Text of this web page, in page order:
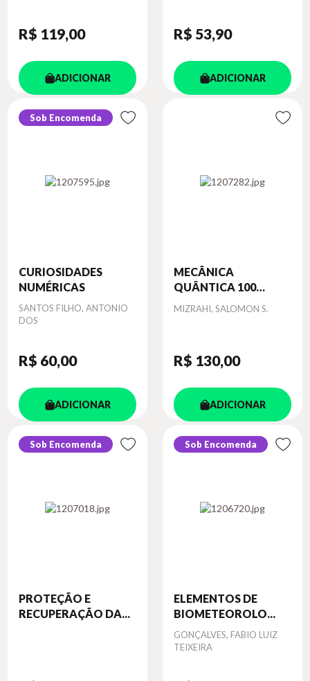
R$ 119,00
ADICIONAR
R$ 53,90
ADICIONAR
Sob Encomenda
CURIOSIDADES
NUMÉRICAS
Autor
SANTOS FILHO, ANTONIO
DOS
R$ 60,00
ADICIONAR
MECÂNICA
QUÂNTICA 100
ANO...
Autor
MIZRAHI, SALOMON S.
R$ 130,00
ADICIONAR
Sob Encomenda
PROTEÇÃO E
RECUPERAÇÃO DA...
Sob Encomenda
ELEMENTOS DE
BIOMETEOROLO...
Autor
GONÇALVES, FABIO LUIZ
TEIXEIRA